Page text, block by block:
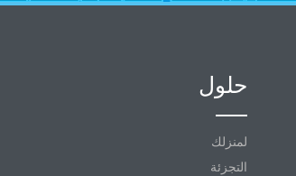
حلول
لمنزلك
التجزئة